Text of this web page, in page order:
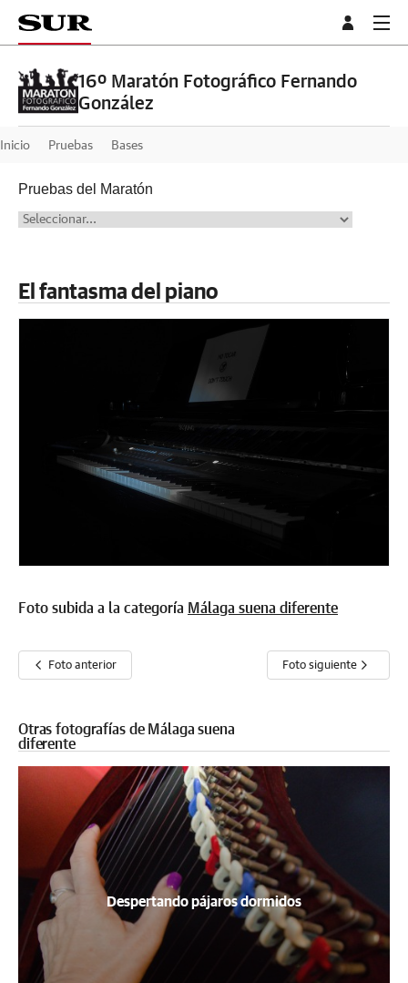
16º Maratón Fotográfico Fernando
González
Inicio Pruebas Bases
Pruebas del Maratón
El fantasma del piano
Foto subida a la categoría Málaga suena diferente
Foto anterior Foto siguiente
Otras fotografías de Málaga suena
diferente
Despertando pájaros dormidos